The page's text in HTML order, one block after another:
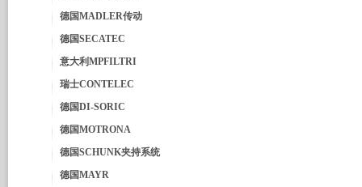
德国MADLER传动
德国SECATEC
意大利MPFILTRI
瑞士CONTELEC
德国DI-SORIC
德国MOTRONA
德国SCHUNK夹持系统
德国MAYR